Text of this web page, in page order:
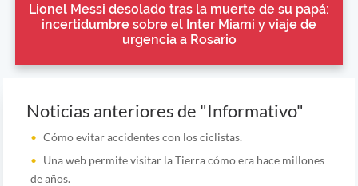
Lionel Messi desolado tras la muerte de su papá:
incertidumbre sobre el Inter Miami y viaje de
urgencia a Rosario
Noticias anteriores de "Informativo"
Cómo evitar accidentes con los ciclistas.
Una web permite visitar la Tierra cómo era hace millones
de años.